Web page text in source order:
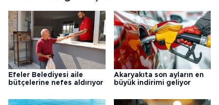
Efeler Belediyesi aile
bütçelerine nefes aldırıyor
Akaryakıta son ayların en
büyük indirimi geliyor